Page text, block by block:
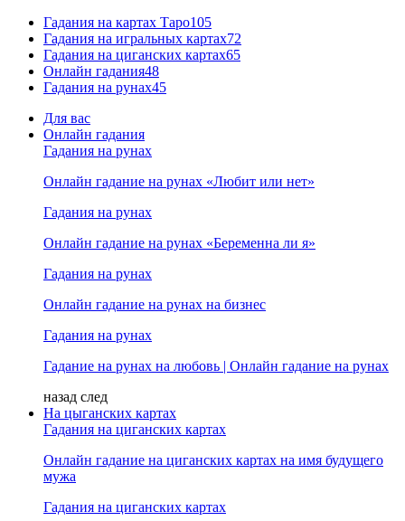
Гадания на картах Таро105
Гадания на игральных картах72
Гадания на циганских картах65
Онлайн гадания48
Гадания на рунах45
Для вас
Онлайн гадания
Гадания на рунах
Онлайн гадание на рунах «Любит или нет»
Гадания на рунах
Онлайн гадание на рунах «Беременна ли я»
Гадания на рунах
Онлайн гадание на рунах на бизнес
Гадания на рунах
Гадание на рунах на любовь | Онлайн гадание на рунах
назад след
На цыганских картах
Гадания на циганских картах
Онлайн гадание на циганских картах на имя будущего
мужа
Гадания на циганских картах